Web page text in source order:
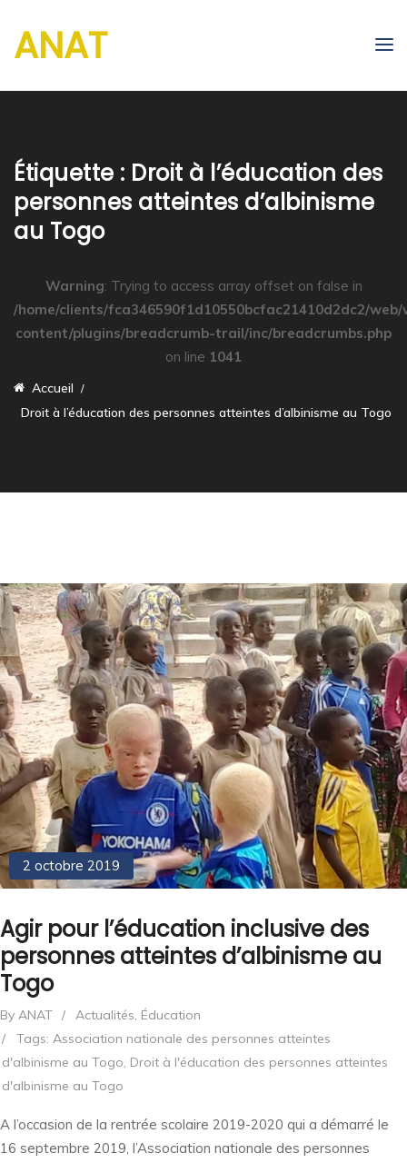
ANAT
Étiquette : Droit à l’éducation des
personnes atteintes d’albinisme
au Togo
Warning: Trying to access array offset on false in
/home/clients/fca346590f1d10550bcfac21410d2dc2/
content/plugins/breadcrumb-trail/inc/breadcrumbs.php
on line 1041
Accueil
Droit à l’éducation des personnes atteintes d’albinisme au Togo
2 octobre 2019
Agir pour l’éducation inclusive des
personnes atteintes d’albinisme au
Togo
By ANAT / Actualités, Éducation
/
Tags: Association nationale des personnes atteintes
d'albinisme au Togo, Droit à l'éducation des personnes atteintes
d'albinisme au Togo
A l’occasion de la rentrée scolaire 2019-2020 qui a démarré le
16 septembre 2019, l’Association nationale des personnes